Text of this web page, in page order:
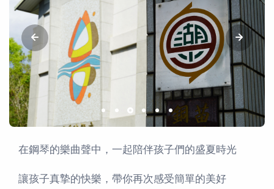
在鋼琴的樂曲聲中，一起陪伴孩子們的盛夏時光
讓孩子真摯的快樂，帶你再次感受簡單的美好